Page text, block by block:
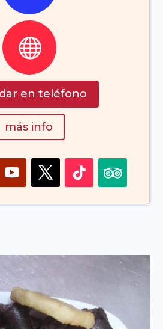

en teléfono
más info